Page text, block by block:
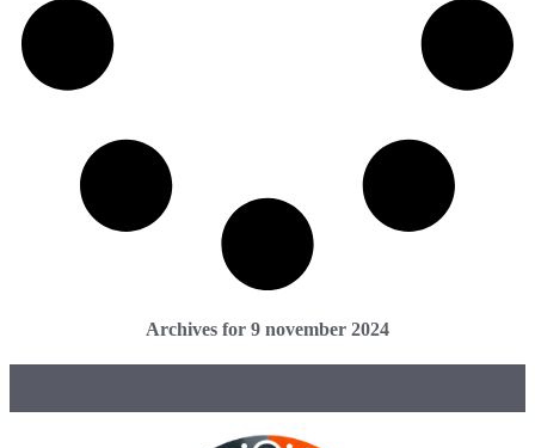
Archives for 9 november 2024